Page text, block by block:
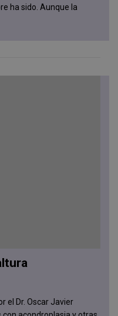
ha sido. Aunque la
el Dr. Oscar Javier